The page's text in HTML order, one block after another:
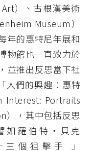
）、古根漢美術
Museum）
年的惠特尼年展和
物館也一直致力於
並推出反思當下社
人們的興趣：惠特
Portraits
），其中包括反思
如羅伯特・貝克
三個狙擊手 」